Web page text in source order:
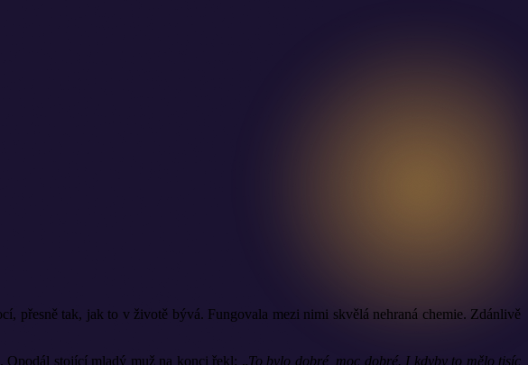
přesně tak, jak to v životě bývá. Fungovala mezi nimi skvělá nehraná chemie. Zdánlivě
stojící mladý muž na konci řekl: „To bylo dobré, moc dobré. I kdyby to mělo tisíc